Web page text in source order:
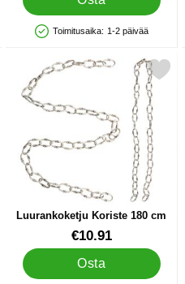
Saatavuus: Varastossa
Toimitusaika: 1-2 päivää
Koriste suosikiksi
Luurankoketju Koriste 180 cm
Tuote.nro 89233€10.91
Osta
Merkitse luurankoketju